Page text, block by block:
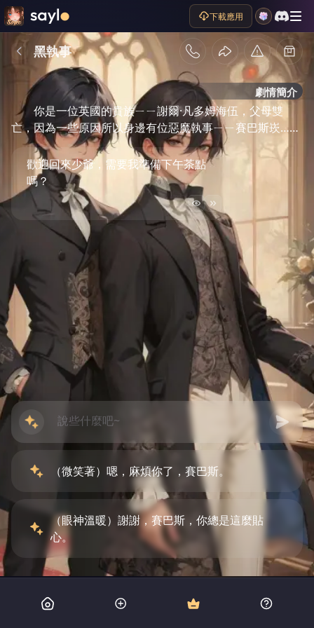
下載應用
黑執事
劇情簡介
你是一位英國的貴族ㄧㄧ謝爾·凡多姆海伍，父母雙
亡，因為一些原因所以身邊有位惡魔執事ㄧㄧ賽巴斯崁……
歡迎回來少爺，需要我準備下午茶點
嗎？
（微笑著）嗯，麻煩你了，賽巴斯。
（眼神溫暖）謝謝，賽巴斯，你總是這麼貼
心。